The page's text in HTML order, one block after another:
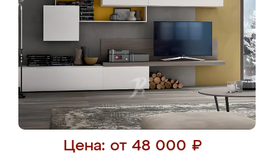
Цена: от 48 000 ₽